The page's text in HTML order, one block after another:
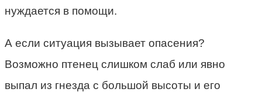
нуждается в помощи.
А если ситуация вызывает опасения?
Возможно птенец слишком слаб или явно
выпал из гнезда с большой высоты и его